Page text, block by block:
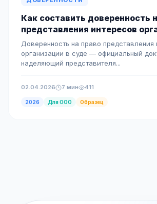
Как составить доверенность
представления интересов
Доверенность на право представления
организации в суде — официальный
наделяющий представителя...
02.04.2026 7 мин 411
2026 Для ООО Образец